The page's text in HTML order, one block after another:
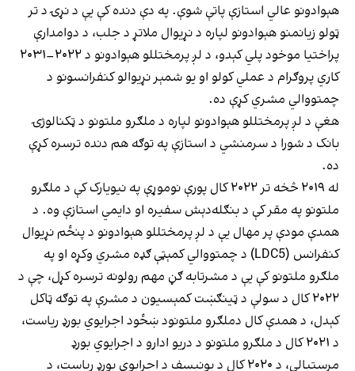
هېوادونو عالي استازې پاتې شوې. په دې دنده کې یې د نړۍ د تر
ټولو زیانمنو هېوادونو لپاره د نړیوال ملاتړ د جلب، د دوامدارې
پراختیا موخود پلي کېدو، د لږ پرمختللو هېوادونو د ۲۰۲۲–۲۰۳۱
کاري پروګرام د عملي کولو او یو شمېر نړیوالو کنفرانسونو د
چمتووالي مشري کړې ده.
هغې د لږ پرمختللو هېوادونو لپاره د ملګرو ملتونو د ټکنالوژۍ
بانک د شورا د سرمنشي د استازې په توګه هم دنده ترسره کړې
ده.
له ۲۰۱۹ څخه تر ۲۰۲۲ کال پورې نوموړې په نیویارک کې د ملګرو
ملتونو په مقر کې د بنګله‌دېش سفیره او دایمي استازې وه. د
همدې مودې پر مهال یې د لږ پرمختللو هېوادونو د پنځم نړیوال
کنفرانس (LDC5) د چمتووالي کمېټې ګډه مشري وکړه او په
ملګرو ملتونو کې یې د مشرتابه ګڼ مهم رولونه ترسره کړل، چې د
۲۰۲۲ کال د سولې د ټینګښت کمېسیون د مشرې په توګه ټاکل
کېدل، د همدې کال دملګرو ملتونود ښځود اجرایوي بورډ ریاست،
د ۲۰۲۱ کال د ملګرو ملتونو د دریو ادارو د اجرایوي بورډ
مرستیالي، د ۲۰۲۰ کال د یونیسف د اجرایوي بورډ ریاست، د